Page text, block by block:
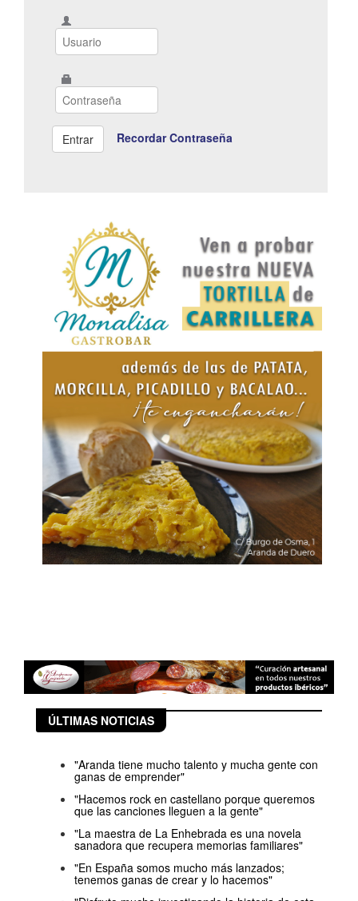
Recordar Contraseña
ÚLTIMAS NOTICIAS
"Aranda tiene mucho talento y mucha gente con
ganas de emprender"
"Hacemos rock en castellano porque queremos
que las canciones lleguen a la gente"
"La maestra de La Enhebrada es una novela
sanadora que recupera memorias familiares"
"En España somos mucho más lanzados;
tenemos ganas de crear y lo hacemos"